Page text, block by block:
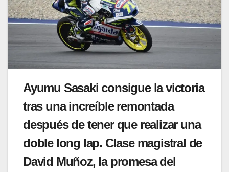
Ayumu Sasaki consigue la victoria
tras una increíble remontada
después de tener que realizar una
doble long lap. Clase magistral de
David Muñoz, la promesa del